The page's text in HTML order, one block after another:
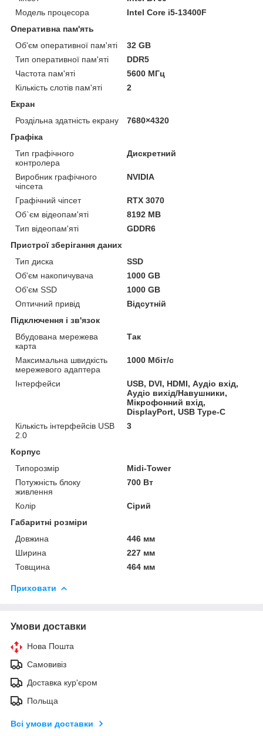
Модель процесора
Intel Core i5-13400F
Оперативна пам'ять
Об'єм оперативної пам'яті
32 GB
Тип оперативної пам'яті
DDR5
Частота пам'яті
5600 МГц
Кількість слотів пам'яті
2
Екран
Роздільна здатність екрану
7680×4320
Графіка
Тип графічного
контролера
Дискретний
Виробник графічного
чіпсета
NVIDIA
Графічний чіпсет
RTX 3070
Об`єм відеопам'яті
8192 MB
Тип відеопам'яті
GDDR6
Пристрої зберігання даних
Тип диска
SSD
Об'єм накопичувача
1000 GB
Об'єм SSD
1000 GB
Оптичний привід
Відсутній
Підключення і зв'язок
Вбудована мережева
карта
Так
Максимальна швидкість
мережевого адаптера
1000 Мбіт/с
Інтерфейси
USB, DVI, HDMI, Аудіо вхід,
Аудіо вихід/Навушники,
Мікрофонний вхід,
DisplayPort, USB Type-C
Кількість інтерфейсів USB
2.0
3
Корпус
Типорозмір
Midi-Tower
Потужність блоку
живлення
700 Вт
Колір
Сірий
Габаритні розміри
Довжина
446 мм
Ширина
227 мм
Товщина
464 мм
Приховати
Умови доставки
Нова Пошта
Самовивіз
Доставка кур'єром
Польща
Всі умови доставки